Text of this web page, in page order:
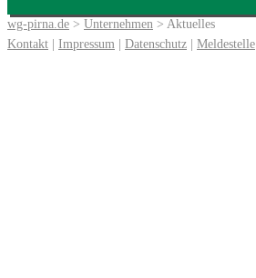
wg-pirna.de > Unternehmen > Aktuelles
Kontakt | Impressum | Datenschutz | Meldestelle